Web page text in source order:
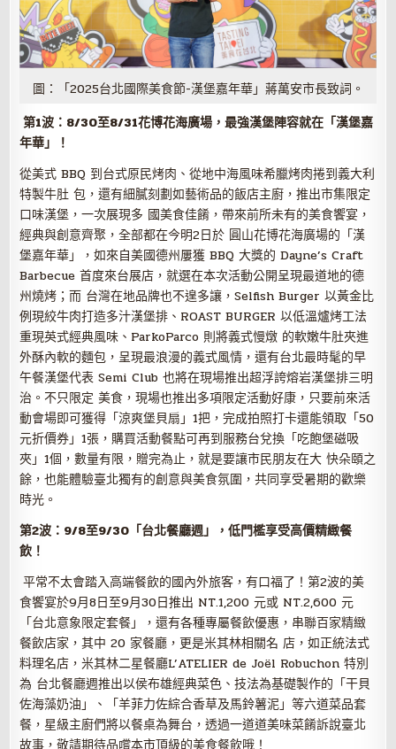
圖：「2025台北國際美食節-漢堡嘉年華」蔣萬安市長致詞。
第1波： 8/30至8/31花博花海廣場，最強漢堡陣容就在「漢堡嘉
年華」！
從美式 BBQ 到台式原民烤肉、從地中海風味希臘烤肉捲到義大利
特製牛肚 包，還有細膩刻劃如藝術品的飯店主廚，推出市集限定
口味漢堡，一次展現多 國美食佳餚，帶來前所未有的美食饗宴，
經典與創意齊聚，全部都在今明2日於 圓山花博花海廣場的「漢
堡嘉年華」，如來自美國德州屢獲 BBQ 大獎的 Dayne’s Craft
Barbecue 首度來台展店，就選在本次活動公開呈現最道地的德
州燒烤；而 台灣在地品牌也不遑多讓，Selfish Burger 以黃金比
例現絞牛肉打造多汁漢堡排、ROAST BURGER 以低溫爐烤工法
重現英式經典風味、ParkoParco 則將義式慢燉 的軟嫩牛肚夾進
外酥內軟的麵包，呈現最浪漫的義式風情，還有台北最時髦的早
午餐漢堡代表 Semi Club 也將在現場推出超浮誇熔岩漢堡排三明
治。不只限定 美食，現場也推出多項限定活動好康，只要前來活
動會場即可獲得「涼爽堡貝扇」1把，完成拍照打卡還能領取「50
元折價券」1張，購買活動餐點可再到服務台兌換「吃飽堡磁吸
夾」1個，數量有限，贈完為止，就是要讓市民朋友在大 快朵頤之
餘，也能體驗臺北獨有的創意與美食氛圍，共同享受暑期的歡樂
時光。
第2波： 9/8至9/30 「台北餐廳週」，低門檻享受高價精緻餐
飲！
平常不太會踏入高端餐飲的國內外旅客，有口福了！第2波的美
食饗宴於9月8日至9月30日推出 NT.1,200 元或 NT.2,600 元
「台北意象限定套餐」，還有各種專屬餐飲優惠，串聯百家精緻
餐飲店家，其中 20 家餐廳，更是米其林相關名 店，如正統法式
料理名店，米其林二星餐廳L’ATELIER de Joël Robuchon 特別
為 台北餐廳週推出以侯布雄經典菜色、技法為基礎製作的「干貝
佐海藻奶油」、「羊菲力佐綜合香草及馬鈴薯泥」等六道菜品套
餐，星級主廚們將以餐桌為舞台，透過一道道美味菜餚訴說臺北
故事，敬請期待品嚐本市頂級的美食餐飲哦！